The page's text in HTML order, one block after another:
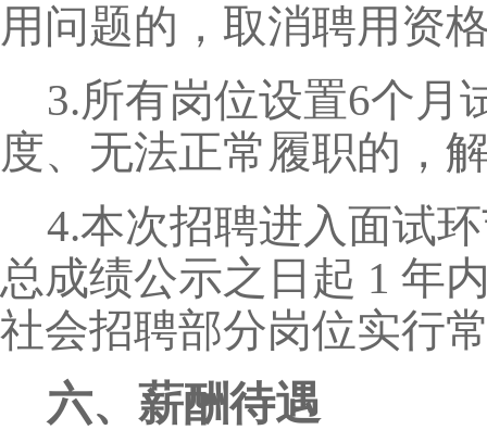
用问题的，取消聘用资
3.所有岗位设置6个月
度、无法正常履职的，
4.本次招聘进入面试
总成绩公示之日起 1 年
社会招聘部分岗位实行
六、薪酬待遇